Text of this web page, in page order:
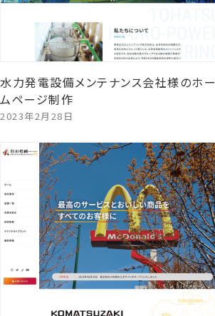
水力発電設備メンテナンス会社様のホー
ムページ制作
2023年2月28日